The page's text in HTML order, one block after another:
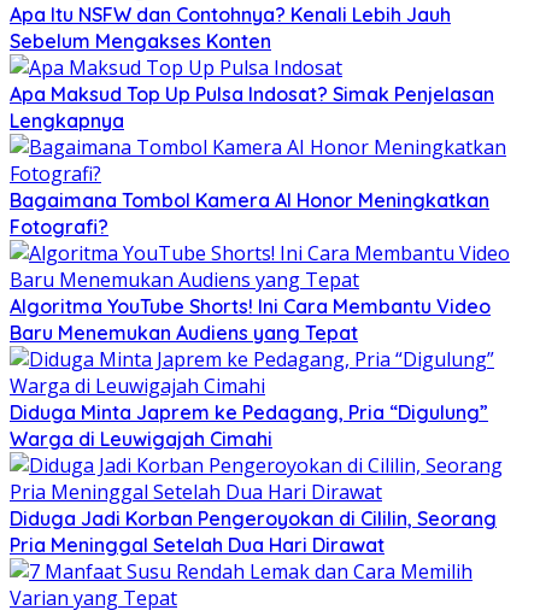
Apa Itu NSFW dan Contohnya? Kenali Lebih Jauh
Sebelum Mengakses Konten
Apa Maksud Top Up Pulsa Indosat? Simak Penjelasan
Lengkapnya
Bagaimana Tombol Kamera AI Honor Meningkatkan
Fotografi?
Algoritma YouTube Shorts! Ini Cara Membantu Video
Baru Menemukan Audiens yang Tepat
Diduga Minta Japrem ke Pedagang, Pria “Digulung”
Warga di Leuwigajah Cimahi
Diduga Jadi Korban Pengeroyokan di Cililin, Seorang
Pria Meninggal Setelah Dua Hari Dirawat